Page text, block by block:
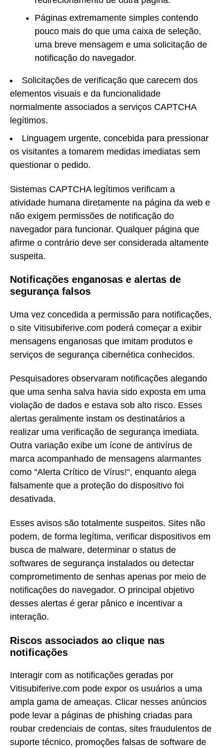
Páginas extremamente simples contendo
pouco mais do que uma caixa de seleção,
uma breve mensagem e uma solicitação de
notificação do navegador.
Solicitações de verificação que carecem dos
elementos visuais e da funcionalidade
normalmente associados a serviços CAPTCHA
legítimos.
Linguagem urgente, concebida para pressionar
os visitantes a tomarem medidas imediatas sem
questionar o pedido.
Sistemas CAPTCHA legítimos verificam a
atividade humana diretamente na página da web e
não exigem permissões de notificação do
navegador para funcionar. Qualquer página que
afirme o contrário deve ser considerada altamente
suspeita.
Notificações enganosas e alertas de
segurança falsos
Uma vez concedida a permissão para notificações,
o site Vitisubiferive.com poderá começar a exibir
mensagens enganosas que imitam produtos e
serviços de segurança cibernética conhecidos.
Pesquisadores observaram notificações alegando
que uma senha salva havia sido exposta em uma
violação de dados e estava sob alto risco. Esses
alertas geralmente instam os destinatários a
realizar uma verificação de segurança imediata.
Outra variação exibe um ícone de antivírus de
marca acompanhado de mensagens alarmantes
como "Alerta Crítico de Vírus!", enquanto alega
falsamente que a proteção do dispositivo foi
desativada.
Esses avisos são totalmente suspeitos. Sites não
podem, de forma legítima, verificar dispositivos em
busca de malware, determinar o status de
softwares de segurança instalados ou detectar
comprometimento de senhas apenas por meio de
notificações do navegador. O principal objetivo
desses alertas é gerar pânico e incentivar a
interação.
Riscos associados ao clique nas
notificações
Interagir com as notificações geradas por
Vitisubiferive.com pode expor os usuários a uma
ampla gama de ameaças. Clicar nesses anúncios
pode levar a páginas de phishing criadas para
roubar credenciais de contas, sites fraudulentos de
suporte técnico, promoções falsas de software de